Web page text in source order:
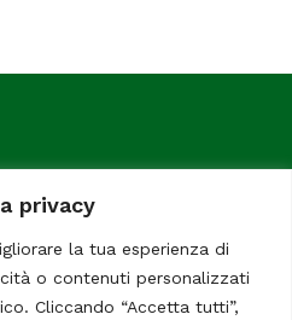
privacy
la tua esperienza di
o contenuti personalizzati
Cliccando “Accetta tutti”,